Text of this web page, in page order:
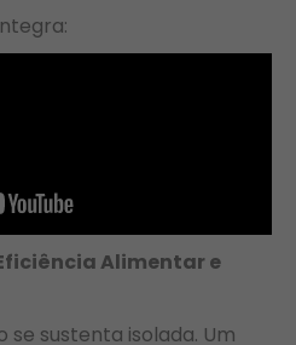
Alimentar e
se sustenta isolada. Um